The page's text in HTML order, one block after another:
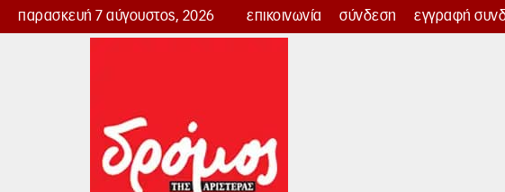
παρασκευή 7 αύγουστος, 2026 επικοινωνία σύνδεση εγγραφή
Δρόμος